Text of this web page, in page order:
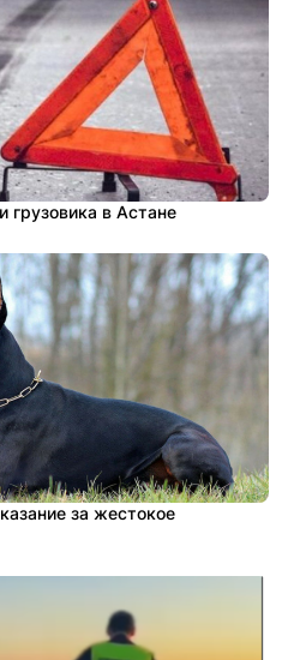
грузовика в Астане
за жестокое